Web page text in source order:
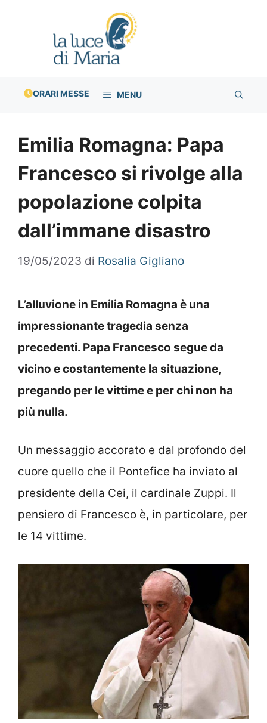
ORARI MESSE MENU
Emilia Romagna: Papa
Francesco si rivolge alla
popolazione colpita
dall’immane disastro
19/05/2023 di Rosalia Gigliano
L’alluvione in Emilia Romagna è una
impressionante tragedia senza
precedenti. Papa Francesco segue da
vicino e costantemente la situazione,
pregando per le vittime e per chi non ha
più nulla.
Un messaggio accorato e dal profondo del
cuore quello che il Pontefice ha inviato al
presidente della Cei, il cardinale Zuppi. Il
pensiero di Francesco è, in particolare, per
le 14 vittime.